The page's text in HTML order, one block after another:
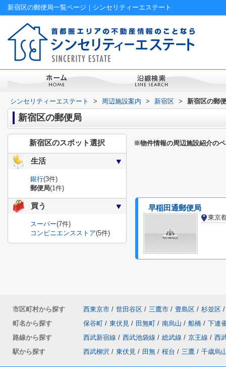
新宿区の郵便局一覧ページ｜シンセリティーエステート
シンセリティーエステート > 周辺施設案内 > 新宿区 > 新宿区の郵
新宿区の郵便局
※物件情報の周辺施設紹介の
早稲田通郵便局
東京
新宿区のスポット選択
生活
銀行(3件)
郵便局(1件)
買う
スーパー(7件)
コンビニエンスストア(5件)
市区町村から探す 西東京市 / 世田谷区 / 三鷹市 / 豊島区 / 杉並区 /
町名から探す
保谷町 / 東伏見 / 田無町 / 南烏山 / 船橋 / 下連
路線から探す
西武新宿線 / 西武池袋線 / 総武線 / 京王線 / 西
駅から探す
西武柳沢 / 東伏見 / 田無 / 桜台 / 三鷹 / 千歳烏